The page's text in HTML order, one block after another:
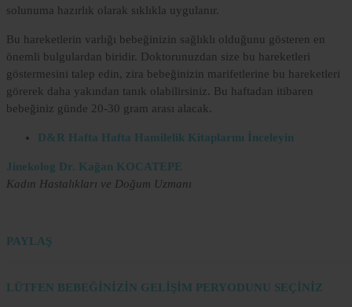
solunuma hazırlık olarak sıklıkla uygulanır.
Bu hareketlerin varlığı bebeğinizin sağlıklı olduğunu gösteren en
önemli bulgulardan biridir. Doktorunuzdan size bu hareketleri
göstermesini talep edin, zira bebeğinizin marifetlerine bu hareketleri
görerek daha yakından tanık olabilirsiniz. Bu haftadan itibaren
bebeğiniz günde 20-30 gram arası alacak.
D&R Hafta Hafta Hamilelik Kitaplarını İnceleyin
Jinekolog Dr. Kağan KOCATEPE
Kadın Hastalıkları ve Doğum Uzmanı
PAYLAŞ
LÜTFEN BEBEĞİNİZİN GELİŞİM PERYODUNU SEÇİNİZ